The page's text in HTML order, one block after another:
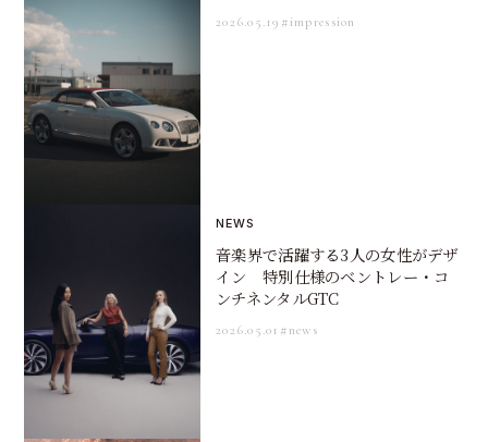
2026.05.19 #impression
NEWS
音楽界で活躍する3人の女性がデザ
イン 特別仕様のベントレー・コ
ンチネンタルGTC
2026.05.01 #news